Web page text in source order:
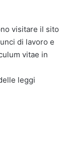
visitare il sito
di lavoro e
vitae in
leggi